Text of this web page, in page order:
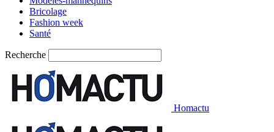
Bricolage
Fashion week
Santé
Recherche
Homactu